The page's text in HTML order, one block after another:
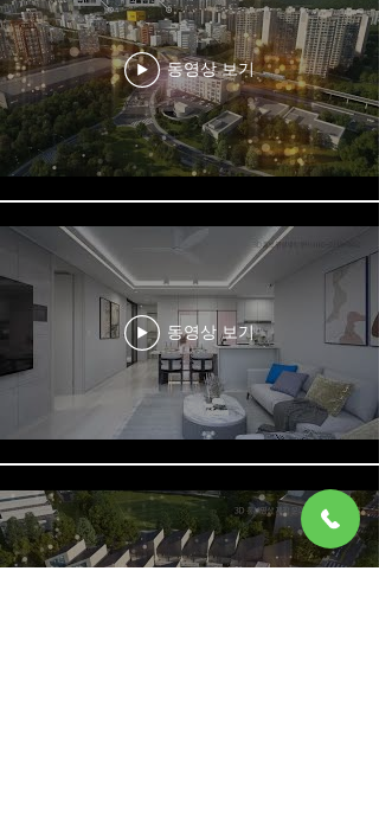
동영상 보기
동영상 보기